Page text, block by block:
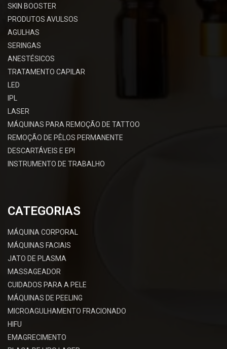
SKIN BOOSTER
PRODUTOS AVULSOS
AGULHAS
SERINGAS
ANESTÉSICOS
TRATAMENTO CAPILAR
LED
IPL
LASER
MÁQUINAS PARA REMOÇÃO DE TATTOO
REMOÇÃO DE PÊLOS PERMANENTE
DESCARTÁVEIS E EPI
INSTRUMENTO DE TRABALHO
CATEGORIAS
MÁQUINA CORPORAL
MÁQUINAS FACIAIS
JATO DE PLASMA
MASSAGEADOR
CUIDADOS PARA A PELE
MÁQUINAS DE PEELING
MICROAGULHAMENTO FRACIONADO
HIFU
EMAGRECIMENTO